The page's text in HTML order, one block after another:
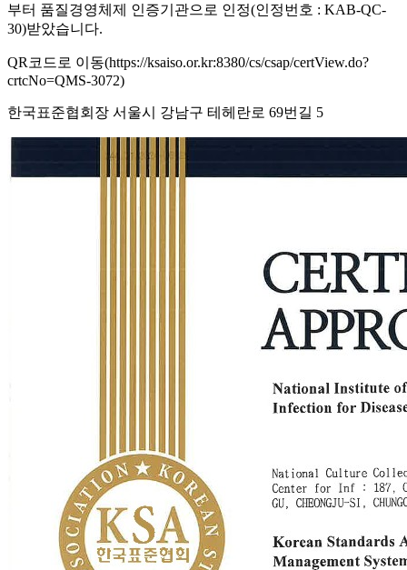
부터 품질경영체제 인증기관으로 인정(인정번호 : KAB-QC-
30)받았습니다.
QR코드로 이동(https://ksaiso.or.kr:8380/cs/csap/certView.do?
crtcNo=QMS-3072)
한국표준협회장 서울시 강남구 테헤란로 69번길 5